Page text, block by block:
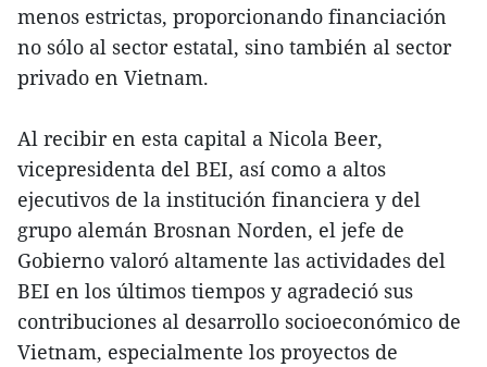
menos estrictas, proporcionando financiación
no sólo al sector estatal, sino también al sector
privado en Vietnam.
Al recibir en esta capital a Nicola Beer,
vicepresidenta del BEI, así como a altos
ejecutivos de la institución financiera y del
grupo alemán Brosnan Norden, el jefe de
Gobierno valoró altamente las actividades del
BEI en los últimos tiempos y agradeció sus
contribuciones al desarrollo socioeconómico de
Vietnam, especialmente los proyectos de